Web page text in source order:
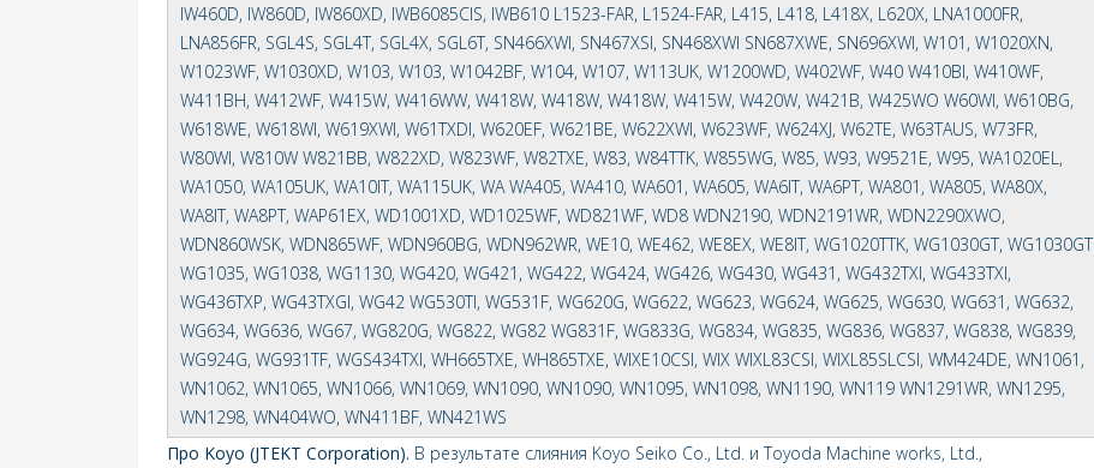
IW460D, IW860D, IW860XD, IWB6085CIS, IWB610 L1523-FAR, L1524-FAR, L415, L418, L418X, L620X, LNA1000FR,
LNA856FR, SGL4S, SGL4T, SGL4X, SGL6T, SN466XWI, SN467XSI, SN468XWI SN687XWE, SN696XWI, W101, W1020XN,
W1023WF, W1030XD, W103, W103, W1042BF, W104, W107, W113UK, W1200WD, W402WF, W40 W410BI, W410WF,
W411BH, W412WF, W415W, W416WW, W418W, W418W, W418W, W415W, W420W, W421B, W425WO W60WI, W610BG,
W618WE, W618WI, W619XWI, W61TXDI, W620EF, W621BE, W622XWI, W623WF, W624XJ, W62TE, W63TAUS, W73FR,
W80WI, W810W W821BB, W822XD, W823WF, W82TXE, W83, W84TTK, W855WG, W85, W93, W9521E, W95, WA1020EL,
WA1050, WA105UK, WA10IT, WA115UK, WA WA405, WA410, WA601, WA605, WA6IT, WA6PT, WA801, WA805, WA80X,
WA8IT, WA8PT, WAP61EX, WD1001XD, WD1025WF, WD821WF, WD8 WDN2190, WDN2191WR, WDN2290XWO,
WDN860WSK, WDN865WF, WDN960BG, WDN962WR, WE10, WE462, WE8EX, WE8IT, WG1020TTK, WG1030GT, WG1030GT
WG1035, WG1038, WG1130, WG420, WG421, WG422, WG424, WG426, WG430, WG431, WG432TXI, WG433TXI,
WG436TXP, WG43TXGI, WG42 WG530TI, WG531F, WG620G, WG622, WG623, WG624, WG625, WG630, WG631, WG632,
WG634, WG636, WG67, WG820G, WG822, WG82 WG831F, WG833G, WG834, WG835, WG836, WG837, WG838, WG839,
WG924G, WG931TF, WGS434TXI, WH665TXE, WH865TXE, WIXE10CSI, WIX WIXL83CSI, WIXL85SLCSI, WM424DE, WN1061,
WN1062, WN1065, WN1066, WN1069, WN1090, WN1090, WN1095, WN1098, WN1190, WN119 WN1291WR, WN1295,
WN1298, WN404WO, WN411BF, WN421WS
Про Koyo (JTEKT Corporation). В результате слияния Koyo Seiko Co., Ltd. и Toyoda Machine works, Ltd.,